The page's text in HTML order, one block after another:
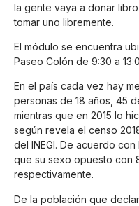
la gente vaya a donar
tomar uno libremente.
El módulo se encuentra
Paseo Colón de 9:30 a
En el país cada vez hay
personas de 18 años, 45
mientras que en 2015 lo
según revela el censo
del INEGI. De acuerdo
que su sexo opuesto con
respectivamente.
De la población que